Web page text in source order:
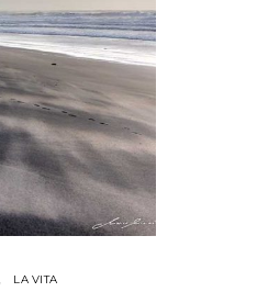
LA VITA